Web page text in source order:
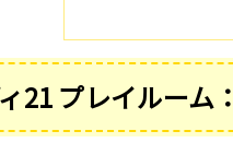
21 プレイルーム